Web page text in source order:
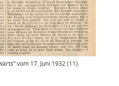
vom 17. Juni 1932 (11).